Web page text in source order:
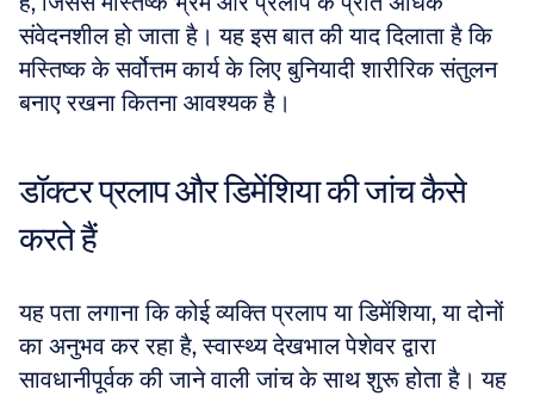
संवेदनशील हो जाता है। यह इस बात की याद दिलाता है कि
मस्तिष्क के सर्वोत्तम कार्य के लिए बुनियादी शारीरिक संतुलन
बनाए रखना कितना आवश्यक है।
डॉक्टर प्रलाप और डिमेंशिया की जांच कैसे
करते हैं
यह पता लगाना कि कोई व्यक्ति प्रलाप या डिमेंशिया, या दोनों
का अनुभव कर रहा है, स्वास्थ्य देखभाल पेशेवर द्वारा
सावधानीपूर्वक की जाने वाली जांच के साथ शुरू होता है। यह